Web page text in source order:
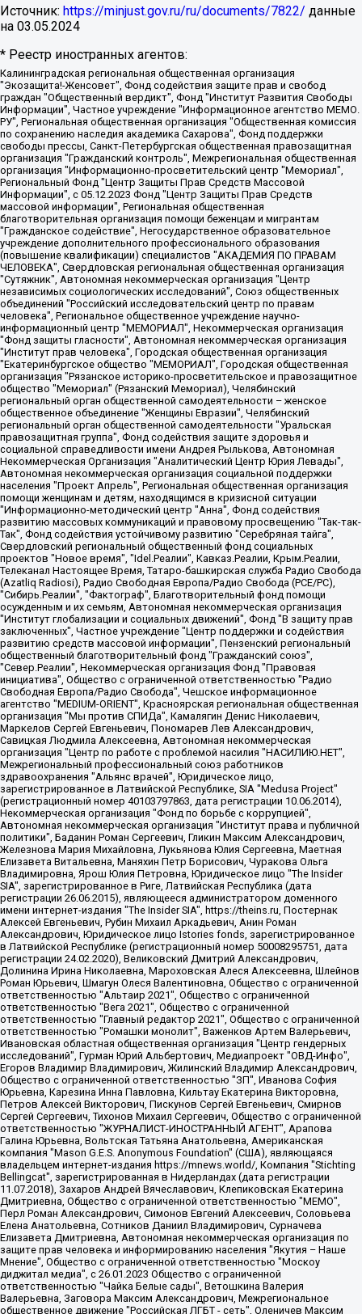
Источник: https://minjust.gov.ru/ru/documents/7822/ данные
на 03.05.2024
* Реестр иностранных агентов:
Калининградская региональная общественная организация "Экозащита!-Женсовет", Фонд содействия защите прав и свобод граждан "Общественный вердикт", Фонд "Институт Развития Свободы Информации", Частное учреждение "Информационное агентство МЕМО. РУ", Региональная общественная организация "Общественная комиссия по сохранению наследия академика Сахарова", Фонд поддержки свободы прессы, Санкт-Петербургская общественная правозащитная организация "Гражданский контроль", Межрегиональная общественная организация "Информационно-просветительский центр "Мемориал", Региональный Фонд "Центр Защиты Прав Средств Массовой Информации", с 05.12.2023 Фонд "Центр Защиты Прав Средств массовой информации", Региональная общественная благотворительная организация помощи беженцам и мигрантам "Гражданское содействие", Негосударственное образовательное учреждение дополнительного профессионального образования (повышение квалификации) специалистов "АКАДЕМИЯ ПО ПРАВАМ ЧЕЛОВЕКА", Свердловская региональная общественная организация "Сутяжник", Автономная некоммерческая организация "Центр независимых социологических исследований", Союз общественных объединений "Российский исследовательский центр по правам человека", Региональное общественное учреждение научно-информационный центр "МЕМОРИАЛ", Некоммерческая организация "Фонд защиты гласности", Автономная некоммерческая организация "Институт прав человека", Городская общественная организация "Екатеринбургское общество "МЕМОРИАЛ", Городская общественная организация "Рязанское историко-просветительское и правозащитное общество "Мемориал" (Рязанский Мемориал), Челябинский региональный орган общественной самодеятельности – женское общественное объединение "Женщины Евразии", Челябинский региональный орган общественной самодеятельности "Уральская правозащитная группа", Фонд содействия защите здоровья и социальной справедливости имени Андрея Рылькова, Автономная Некоммерческая Организация "Аналитический Центр Юрия Левады", Автономная некоммерческая организация социальной поддержки населения "Проект Апрель", Региональная общественная организация помощи женщинам и детям, находящимся в кризисной ситуации "Информационно-методический центр "Анна", Фонд содействия развитию массовых коммуникаций и правовому просвещению "Так-так-Так", Фонд содействия устойчивому развитию "Серебряная тайга", Свердловский региональный общественный фонд социальных проектов "Новое время", "Idel.Реалии", Кавказ.Реалии, Крым.Реалии, Телеканал Настоящее Время, Татаро-башкирская служба Радио Свобода (Azatliq Radiosi), Радио Свободная Европа/Радио Свобода (PCE/PC), "Сибирь.Реалии", "Фактограф", Благотворительный фонд помощи осужденным и их семьям, Автономная некоммерческая организация "Институт глобализации и социальных движений", Фонд "В защиту прав заключенных", Частное учреждение "Центр поддержки и содействия развитию средств массовой информации", Пензенский региональный общественный благотворительный фонд "Гражданский союз", "Север.Реалии", Некоммерческая организация Фонд "Правовая инициатива", Общество с ограниченной ответственностью "Радио Свободная Европа/Радио Свобода", Чешское информационное агентство "MEDIUM-ORIENT", Красноярская региональная общественная организация "Мы против СПИДа", Камалягин Денис Николаевич, Маркелов Сергей Евгеньевич, Пономарев Лев Александрович, Савицкая Людмила Алексеевна, Автономная некоммерческая организация "Центр по работе с проблемой насилия "НАСИЛИЮ.НЕТ", Межрегиональный профессиональный союз работников здравоохранения "Альянс врачей", Юридическое лицо, зарегистрированное в Латвийской Республике, SIA "Medusa Project" (регистрационный номер 40103797863, дата регистрации 10.06.2014), Некоммерческая организация "Фонд по борьбе с коррупцией", Автономная некоммерческая организация "Институт права и публичной политики", Баданин Роман Сергеевич, Гликин Максим Александрович, Железнова Мария Михайловна, Лукьянова Юлия Сергеевна, Маетная Елизавета Витальевна, Маняхин Петр Борисович, Чуракова Ольга Владимировна, Ярош Юлия Петровна, Юридическое лицо "The Insider SIA", зарегистрированное в Риге, Латвийская Республика (дата регистрации 26.06.2015), являющееся администратором доменного имени интернет-издания "The Insider SIA", https://theins.ru, Постернак Алексей Евгеньевич, Рубин Михаил Аркадьевич, Анин Роман Александрович, Юридическое лицо Istories fonds, зарегистрированное в Латвийской Республике (регистрационный номер 50008295751, дата регистрации 24.02.2020), Великовский Дмитрий Александрович, Долинина Ирина Николаевна, Мароховская Алеся Алексеевна, Шлейнов Роман Юрьевич, Шмагун Олеся Валентиновна, Общество с ограниченной ответственностью "Альтаир 2021", Общество с ограниченной ответственностью "Вега 2021", Общество с ограниченной ответственностью "Главный редактор 2021", Общество с ограниченной ответственностью "Ромашки монолит", Важенков Артем Валерьевич, Ивановская областная общественная организация "Центр гендерных исследований", Гурман Юрий Альбертович, Медиапроект "ОВД-Инфо", Егоров Владимир Владимирович, Жилинский Владимир Александрович, Общество с ограниченной ответственностью "ЗП", Иванова София Юрьевна, Карезина Инна Павловна, Кильтау Екатерина Викторовна, Петров Алексей Викторович, Пискунов Сергей Евгеньевич, Смирнов Сергей Сергеевич, Тихонов Михаил Сергеевич, Общество с ограниченной ответственностью "ЖУРНАЛИСТ-ИНОСТРАННЫЙ АГЕНТ", Арапова Галина Юрьевна, Вольтская Татьяна Анатольевна, Американская компания "Mason G.E.S. Anonymous Foundation" (США), являющаяся владельцем интернет-издания https://mnews.world/, Компания "Stichting Bellingcat", зарегистрированная в Нидерландах (дата регистрации 11.07.2018), Захаров Андрей Вячеславович, Клепиковская Екатерина Дмитриевна, Общество с ограниченной ответственностью "МЕМО", Перл Роман Александрович, Симонов Евгений Алексеевич, Соловьева Елена Анатольевна, Сотников Даниил Владимирович, Сурначева Елизавета Дмитриевна, Автономная некоммерческая организация по защите прав человека и информированию населения "Якутия – Наше Мнение", Общество с ограниченной ответственностью "Москоу диджитал медиа", с 26.01.2023 Общество с ограниченной ответственностью "Чайка Белые сады", Ветошкина Валерия Валерьевна, Заговора Максим Александрович, Межрегиональное общественное движение "Российская ЛГБТ - сеть", Оленичев Максим Владимирович, Павлов Иван Юрьевич, Скворцова Елена Сергеевна, Общество с ограниченной ответственностью "Как бы инагент", Кочетков Игорь Викторович, Общество с ограниченной ответственностью "Честные выборы", Еланчик Олег Александрович, Общество с ограниченной ответственностью "Нобелевский призыв", Гималова Регина Эмилевна, Григорьев Андрей Валерьевич, Григорьева Алина Александровна, Ассоциация по содействию защите прав призывников, альтернативнослужащих и военнослужащих "Правозащитная группа "Гражданин.Армия.Право", Хисамова Регина Фаритовна, Автономная некоммерческая организация по реализации социально-правовых программ "Лилит", Дальневосточное общественное движение "Маяк", Санкт-Петербургская ЛГБТ-инициативная группа "Выход", Инициативная группа ЛГБТ+ "Реверс", Алексеев Андрей Викторович, Бекбулатова Таисия Львовна, Беляев Иван Михайлович, Владыкина Елена Сергеевна, Гельман Марат Александрович, Никульшина Вероника Юрьевна, Толоконникова Надежда Андреевна, Шендерович Виктор Анатольевич, Общество с ограниченной ответственностью "Данное сообщение", Общество с ограниченной ответственностью Издательский дом "Новая глава", Айнбиндер Александра Александровна, Московский комьюнити-центр для ЛГБТ+инициатив, Благотворительный фонд развития филантропии, Deutsche Welle (Германия, Kurt-Schumacher-Strasse 3, 53113 Bonn), Борзунова Мария Михайловна, Воробьев Виктор Викторович, Голубева Анна Львовна, Константинова Алла Михайловна, Малкова Ирина Владимировна, Мурадов Мурад Абдулгалимович, Осетинская Елизавета Николаевна, Понасенков Евгений Николаевич, Ганапольский Матвей Юрьевич, Киселев Евгений Алексеевич, Борухович Ирина Григорьевна, Дремин Иван Тимофеевич, Дубровский Дмитрий Викторович, Красноярская региональная общественная организация поддержки и развития альтернативных образовательных технологий и межкультурных коммуникаций "ИНТЕРРА", Маяковская Екатерина Алексеевна, Фейгин Марк Захарович, Филимонов Андрей Викторович, Дзугкоева Регина Николаевна, Доброхотов Роман Александрович, Дудь Юрий Александрович, Елкин Сергей Владимирович, Кругликов Кирилл Игоревич, Сабунаева Мария Леонидовна, Семенов Алексей Владимирович, Шаинян Карен Багратович, Шульман Екатерина Михайловна, Асафьев Артур Валерьевич, Вахштайн Виктор Семенович, Венедиктов Алексей Алексеевич, Лушникова Екатерина Евгеньевна, Волков Леонид Михайлович, Невзоров Александр Глебович, Пархоменко Сергей Борисович, Сироткин Ярослав Николаевич, Кара-Мурза Владимир Владимирович, Баранова Наталья Владимировна, Гозман Леонид Яковлевич, Кагарлицкий Борис Юльевич, Климарев Михаил Валерьевич, Милов Владимир Станиславович, Автономная некоммерческая организация Краснодарский центр современного искусства "Типография", Моргенштерн Алишер Тагирович, Соболь Любовь Эдуардовна, Общество с ограниченной ответственностью "ЛИЗА НОРМ", Каспаров Гарри Кимович, Ходорковский Михаил Борисович, Общество с ограниченной ответственностью "Апрельские тезисы", Данилович Ирина Брониславовна, Кашин Олег Владимирович, Петров Николай Владимирович, Пивоваров Алексей Владимирович, Соколов Михаил Владимирович, Цветкова Юлия Владимировна, Чичваркин Евгений Александрович, Комитет против пыток/Команда против пыток, Общество с ограниченной ответственностью "Первый научный", Общество с ограниченной ответственностью "Вертолет и ко", Белоцерковская Вероника Борисовна, Кац Максим Евгеньевич, Лазарева Татьяна Юрьевна, Шаведдинов Руслан Табризович, Яшин Илья Валерьевич, Общество с ограниченной ответственностью "Иноагент ААВ", Алешковский Дмитрий Петрович, Альбац Евгения Марковна, Быков Дмитрий Львович, Галямина Юлия Евгеньевна, Лойко Сергей Леонидович, Мартынов Кирилл Константинович, Медведев Сергей Александрович, Крашенинников Федор Геннадиевич, Гордеева Катерина Вл